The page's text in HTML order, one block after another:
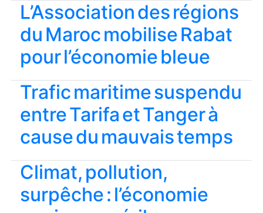
L’Association des régions
du Maroc mobilise Rabat
pour l’économie bleue
Trafic maritime suspendu
entre Tarifa et Tanger à
cause du mauvais temps
Climat, pollution,
surpêche : l’économie